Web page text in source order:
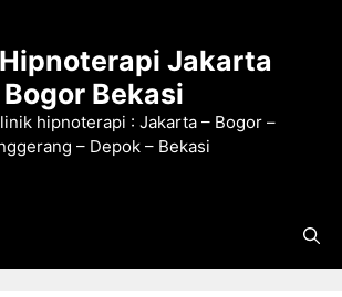
Jakarta
Bogor Bekasi
hipnoterapi : Jakarta – Bogor –
– Depok – Bekasi